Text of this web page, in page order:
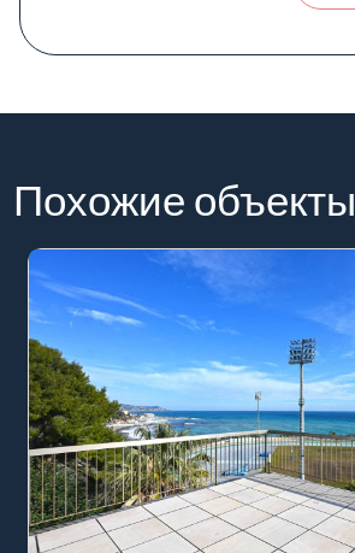
Похожие объекты